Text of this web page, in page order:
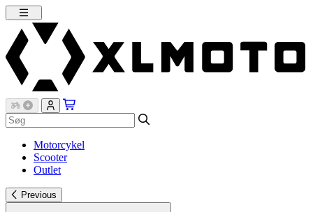
Motorcykel
Scooter
Outlet
Previous